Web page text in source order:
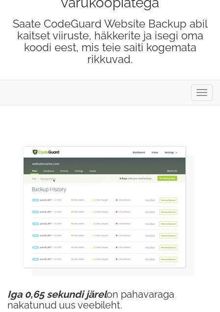
Saate CodeGuard Website Backup abil
kaitset viiruste, häkkerite ja isegi oma
koodi eest, mis teie saiti kogemata
rikkuvad.
Iga 0,65 sekundi järelon pahavaraga
nakatunud uus veebileht.